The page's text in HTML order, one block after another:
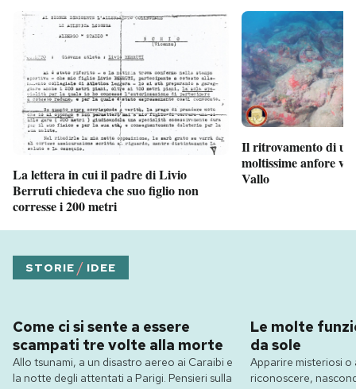
La lettera in cui il padre di Livio
Berruti chiedeva che suo figlio non
corresse i 200 metri
Il ritrovamento di
moltissime anfore
Vallo
STORIE / IDEE
Come ci si sente a essere
scampati tre volte alla morte
Allo tsunami, a un disastro aereo ai Caraibi e
la notte degli attentati a Parigi. Pensieri sulla
Le molte
da sole
Apparire misteriosi
riconoscere,